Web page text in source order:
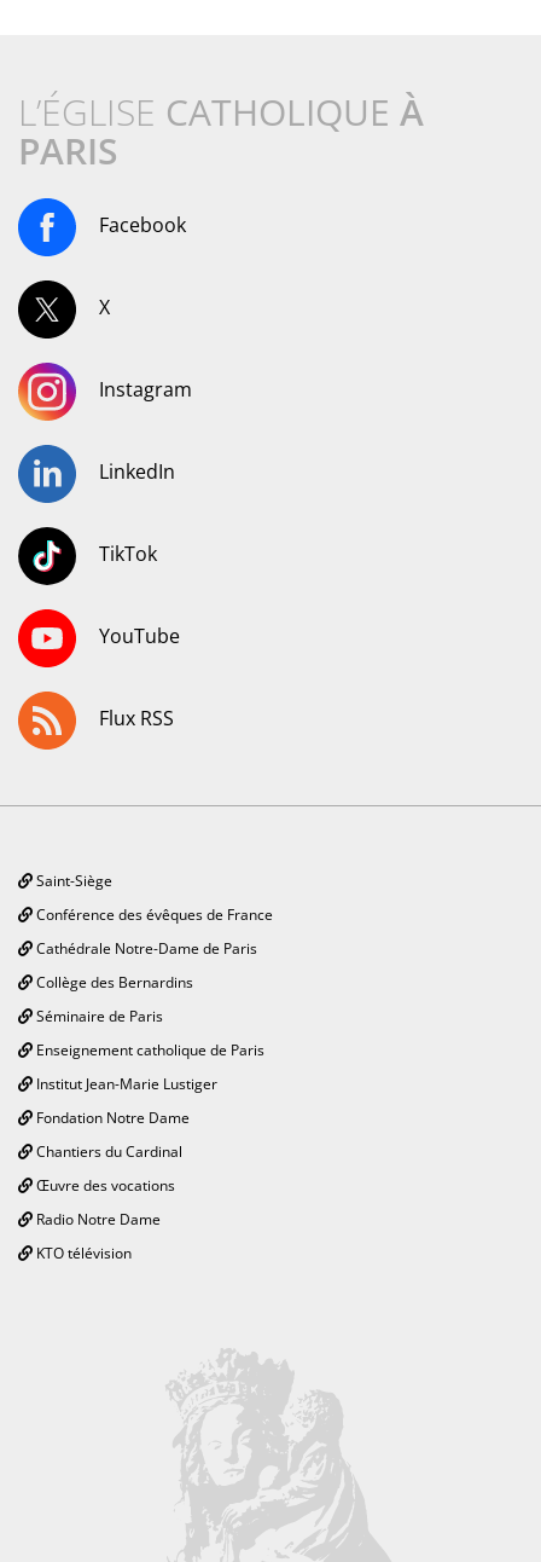
L’ÉGLISE CATHOLIQUE À
PARIS
Facebook
X
Instagram
LinkedIn
TikTok
YouTube
Flux RSS
Saint-Siège
Conférence des évêques de France
Cathédrale Notre-Dame de Paris
Collège des Bernardins
Séminaire de Paris
Enseignement catholique de Paris
Institut Jean-Marie Lustiger
Fondation Notre Dame
Chantiers du Cardinal
Œuvre des vocations
Radio Notre Dame
KTO télévision